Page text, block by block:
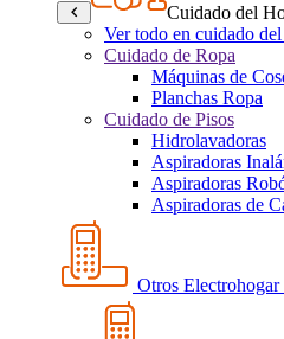
Cuidado del
Ver todo en cuidado
Cuidado de Ropa
Máquinas de
Planchas Ropa
Cuidado de Pisos
Hidrolavadoras
Aspiradoras
Aspiradoras
Aspiradoras de
Otros Electrohogar